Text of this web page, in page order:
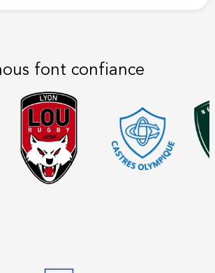
font confiance